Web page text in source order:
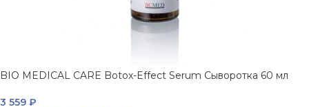
BIO MEDICAL CARE Botox-Effect Serum Сыворотка 60 мл
3 559 ₽